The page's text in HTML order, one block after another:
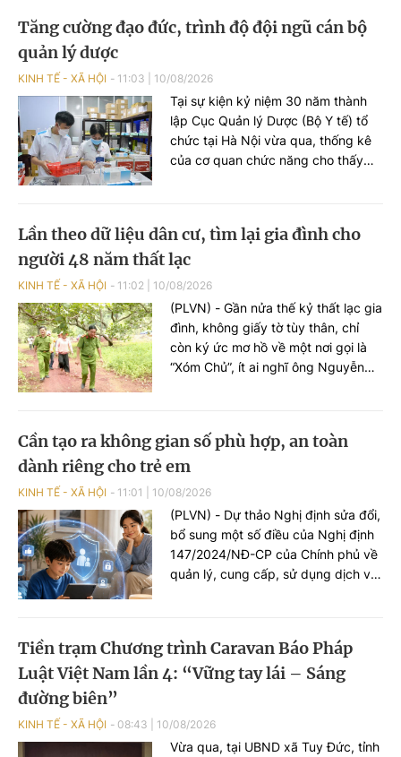
hụt?
Tăng cường đạo đức, trình độ đội ngũ cán bộ
quản lý dược
KINH TẾ - XÃ HỘI 11:03 10/08/2026
Tại sự kiện kỷ niệm 30 năm thành
lập Cục Quản lý Dược (Bộ Y tế) tổ
chức tại Hà Nội vừa qua, thống kê
của cơ quan chức năng cho thấy
Lần theo dữ liệu dân cư, tìm lại gia đình cho
người 48 năm thất lạc
KINH TẾ - XÃ HỘI 11:02 10/08/2026
(PLVN) - Gần nửa thế kỷ thất lạc gia
đình, không giấy tờ tùy thân, chỉ
còn ký ức mơ hồ về một nơi gọi là
“Xóm Chủ”, ít ai nghĩ ông Nguyễn
Thuận Lợi (TP Đồng Nai) đã lần theo
dữ liệu dân cư (DLDC), kết nối nhiều
địa phương, tìm lại gia đình cho ông
Cần tạo ra không gian số phù hợp, an toàn
dành riêng cho trẻ em
KINH TẾ - XÃ HỘI 11:01 10/08/2026
(PLVN) - Dự thảo Nghị định sửa đổi,
bổ sung một số điều của Nghị định
147/2024/NĐ-CP của Chính phủ về
quản lý, cung cấp, sử dụng dịch vụ
đối với trẻ em dưới 16 tuổi trên
mạng xã hội. Tài khoản trẻ em sẽ
Tiền trạm Chương trình Caravan Báo Pháp
Luật Việt Nam lần 4: “Vững tay lái – Sáng
đường biên”
KINH TẾ - XÃ HỘI 08:43 10/08/2026
Vừa qua, tại UBND xã Tuy Đức, tỉnh